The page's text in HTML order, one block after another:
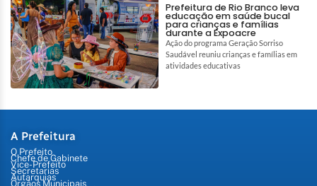
Prefeitura de Rio Branco leva
educação em saúde bucal
para crianças e famílias
durante a Expoacre
Ação do programa Geração Sorriso
Saudável reuniu crianças e famílias em
atividades educativas
A Prefeitura
O Prefeito
Chefe de Gabinete
Vice-Prefeito
Secretarias
Autarquias
Órgãos Municipais